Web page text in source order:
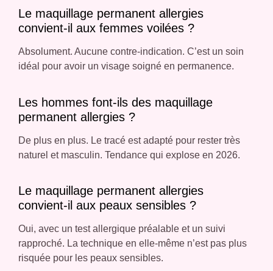
Le maquillage permanent allergies
convient-il aux femmes voilées ?
Absolument. Aucune contre-indication. C’est un soin
idéal pour avoir un visage soigné en permanence.
Les hommes font-ils des maquillage
permanent allergies ?
De plus en plus. Le tracé est adapté pour rester très
naturel et masculin. Tendance qui explose en 2026.
Le maquillage permanent allergies
convient-il aux peaux sensibles ?
Oui, avec un test allergique préalable et un suivi
rapproché. La technique en elle-même n’est pas plus
risquée pour les peaux sensibles.